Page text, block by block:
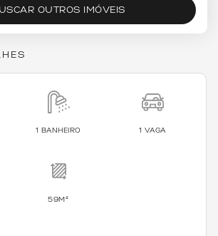
OUTROS IMÓVEIS
1 BANHEIRO 1 VAGA
59M²